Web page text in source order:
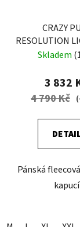
CRAZY
RESOLUTION
Skladem
3 832
4 790 Kč
Pánská
kapucí